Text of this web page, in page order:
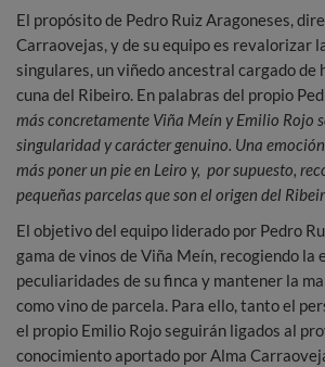
El propósito de Pedro Ruiz Aragoneses,
Carraovejas, y de su equipo es revalorizar
singulares, un viñedo ancestral cargado de
cuna del Ribeiro. En palabras del propio
más concretamente Viña Meín y Emilio Rojo
singularidad y carácter genuino. Una
más poner un pie en Leiro y, por supuesto,
pequeñas parcelas que son el origen del
El objetivo del equipo liderado por Pedro
gama de vinos de Viña Meín, recogiendo la
peculiaridades de su finca y mantener la
como vino de parcela. Para ello, tanto el
el propio Emilio Rojo seguirán ligados al
conocimiento aportado por Alma